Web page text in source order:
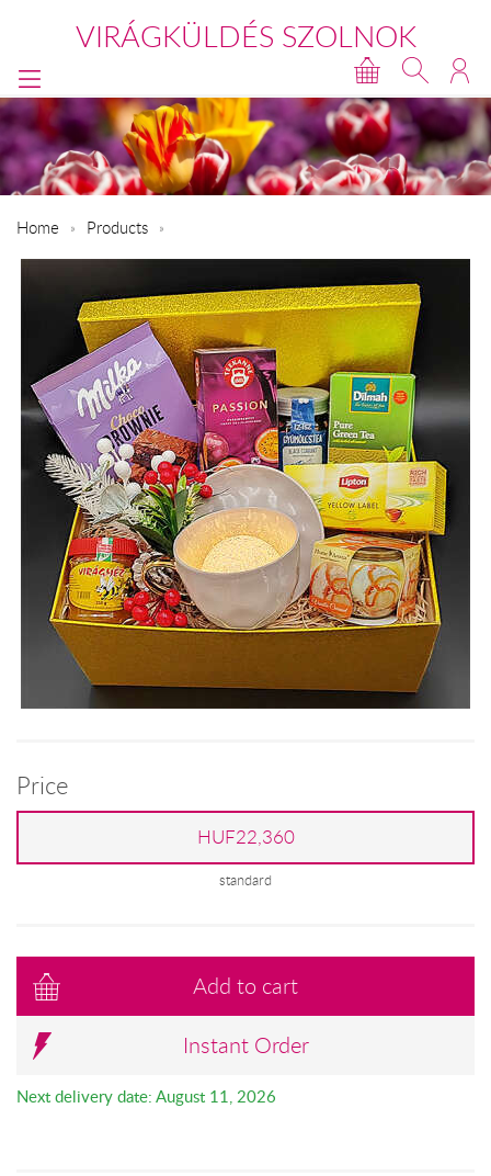
VIRÁGKÜLDÉS SZOLNOK
Home Products
Price
HUF22,360
standard
Add to cart
Instant Order
Next delivery date: August 11, 2026